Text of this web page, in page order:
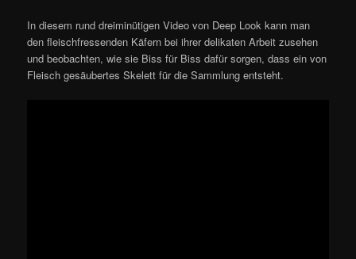
In diesem rund dreiminütigen Video von Deep Look kann man
den fleischfressenden Käfern bei ihrer delikaten Arbeit zusehen
und beobachten, wie sie Biss für Biss dafür sorgen, dass ein von
Fleisch gesäubertes Skelett für die Sammlung entsteht.